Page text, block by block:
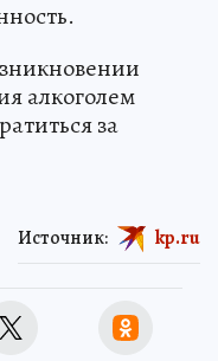
алкоголем
за
Источник: kp.ru